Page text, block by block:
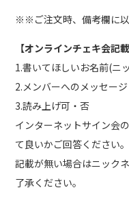
※※ご注文時、備考欄に
【オンラインチェキ会記載
1.書いてほしいお名前(ニ
2.メンバーへのメッセージ
3.読み上げ可・否
インターネットサイン会
て良いかご回答ください。
記載が無い場合はニック
了承ください。